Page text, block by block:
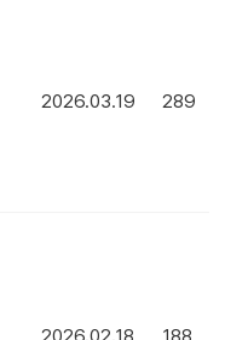
2026.03.19 289